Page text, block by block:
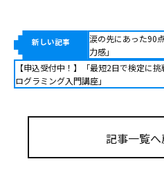
新しい記事
涙の先にあった90
力感」
【申込受付中！】「最短2日で検定に
ログラミング入門講座」
記事一覧へ